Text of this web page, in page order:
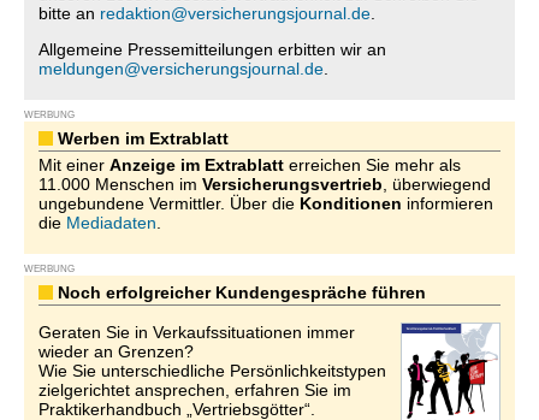
bitte an redaktion@versicherungsjournal.de
Allgemeine Pressemitteilungen erbitten wir an
meldungen@versicherungsjournal.de
WERBUNG
Werben im Extrablatt
Mit einer Anzeige im Extrablatt erreichen Sie mehr als
11.000 Menschen im Versicherungsvertrieb , überwiegend
ungebundene Vermittler. Über die Konditionen informieren
die Mediadaten
WERBUNG
Noch erfolgreicher Kundengespräche führen
Geraten Sie in Verkaufssituationen immer
wieder an Grenzen?
Wie Sie unterschiedliche Persönlichkeitstypen
zielgerichtet ansprechen, erfahren Sie im
Praktikerhandbuch „Vertriebsgötter“.